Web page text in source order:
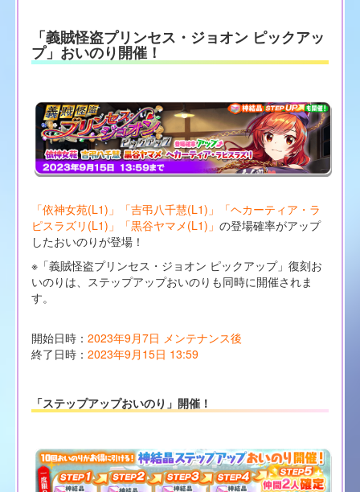
「義賊怪盗プリンセス・ジョオン ピックアッ
プ」おいのり開催！
「依神女苑(L1)」「吉弔八千慧(L1)」「ヘカーティア・ラ
ピスラズリ(L1)」「黒谷ヤマメ(L1)」 の登場確率がアップ
したおいのりが登場！
※「義賊怪盗プリンセス・ジョオン ピックアップ」復刻お
いのりは、ステップアップおいのりも同時に開催されま
す。
開始日時： 2023年9月7日 メンテナンス後
終了日時： 2023年9月15日 13:59
「ステップアップおいのり」開催！